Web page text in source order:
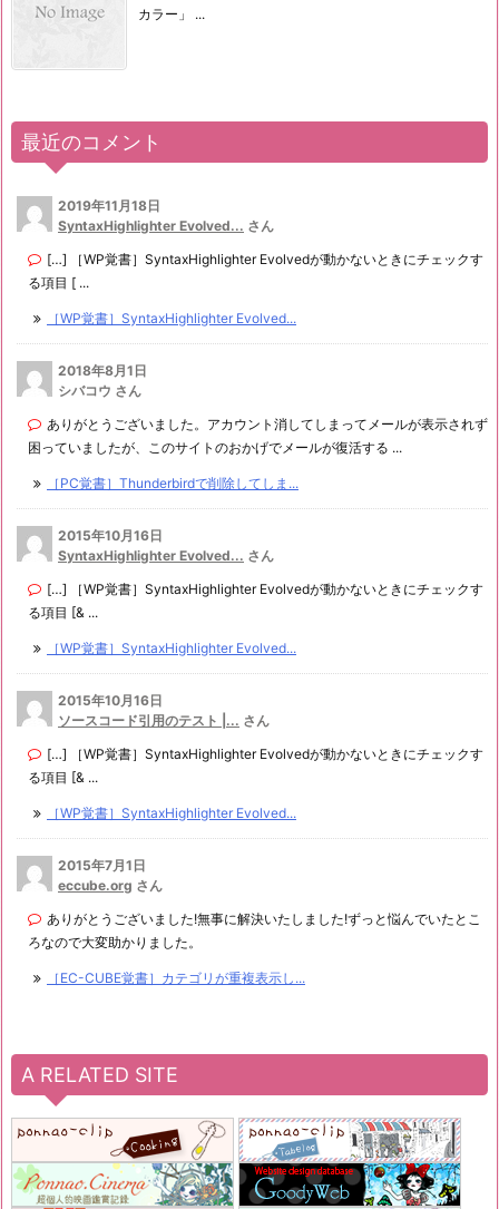
カラー」 ...
最近のコメント
2019年11月18日
SyntaxHighlighter Evolved... さん
[…] ［WP覚書］SyntaxHighlighter Evolvedが動かないときにチェックす
る項目 [ ...
［WP覚書］SyntaxHighlighter Evolved...
2018年8月1日
シバコウ さん
ありがとうございました。アカウント消してしまってメールが表示されず
困っていましたが、このサイトのおかげでメールが復活する ...
［PC覚書］Thunderbirdで削除してしま...
2015年10月16日
SyntaxHighlighter Evolved... さん
[…] ［WP覚書］SyntaxHighlighter Evolvedが動かないときにチェックす
る項目 [& ...
［WP覚書］SyntaxHighlighter Evolved...
2015年10月16日
ソースコード引用のテスト |... さん
[…] ［WP覚書］SyntaxHighlighter Evolvedが動かないときにチェックす
る項目 [& ...
［WP覚書］SyntaxHighlighter Evolved...
2015年7月1日
eccube.org さん
ありがとうございました!無事に解決いたしました!ずっと悩んでいたとこ
ろなので大変助かりました。
［EC-CUBE覚書］カテゴリが重複表示し...
A RELATED SITE